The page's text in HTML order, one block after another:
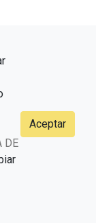
Universidade de
DE
Aceptar